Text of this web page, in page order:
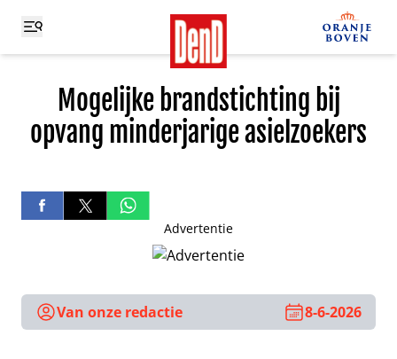
Mogelijke brandstichting bij
opvang minderjarige asielzoekers
Advertentie
Van onze redactie 8-6-2026